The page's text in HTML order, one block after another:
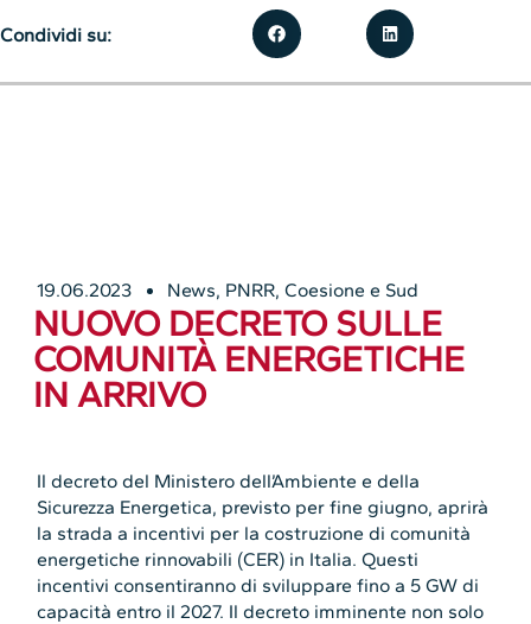
19.06.2023 News, PNRR, Coesione e Sud
NUOVO DECRETO SULLE
COMUNITÀ ENERGETICHE
IN ARRIVO
Il decreto del Ministero dell’Ambiente e della
Sicurezza Energetica, previsto per fine giugno, aprirà
la strada a incentivi per la costruzione di comunità
energetiche rinnovabili (CER) in Italia. Questi
incentivi consentiranno di sviluppare fino a 5 GW di
capacità entro il 2027. Il decreto imminente non solo
Condividi su: